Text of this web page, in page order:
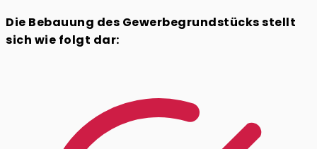
Die Bebauung des Gewerbegrundstücks stellt
sich wie folgt dar: